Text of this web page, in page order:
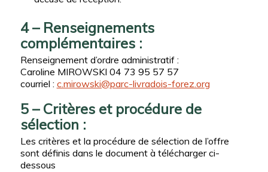
4 – Renseignements
complémentaires :
Renseignement d’ordre administratif :
Caroline MIROWSKI 04 73 95 57 57
courriel : c.mirowski@parc-livradois-forez.org
5 – Critères et procédure de
sélection :
Les critères et la procédure de sélection de l’offre
sont définis dans le document à télécharger ci-
dessous